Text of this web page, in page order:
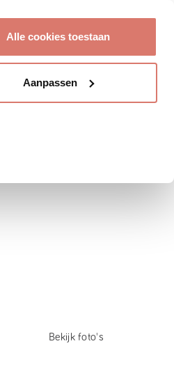
Alle cookies toestaan
Aanpassen
Bekijk foto's